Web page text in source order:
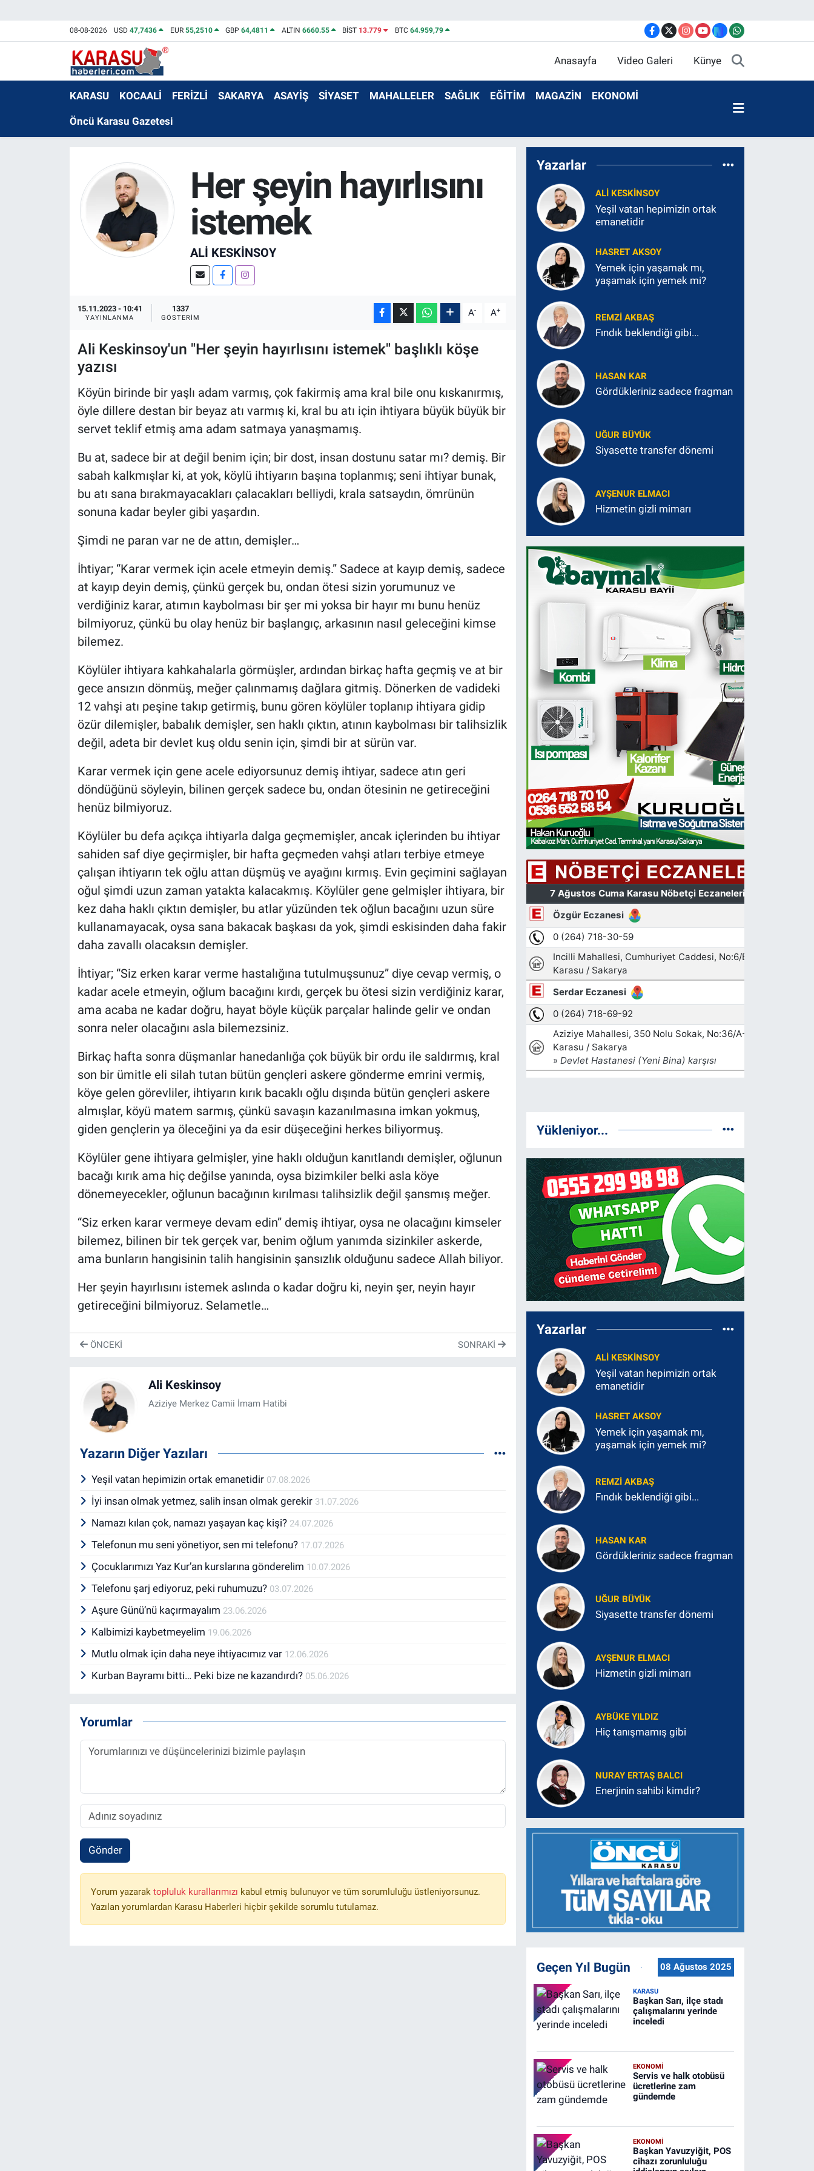
08-08-2026 USD47,7436 EUR 55,2510 GBP64,4811 ALTIN 6660.55 BİST 13.779 BTC 64.959,79
Anasayfa Video Galeri Künye
KARASU KOCAALİ FERİZLİ SAKARYA ASAYİŞ SİYASET MAHALLELER SAĞLIK EĞİTİM MAGAZİN EKONOMİ
Öncü Karasu Gazetesi
Her şeyin hayırlısını
istemek
ALI KESKINSOY
15.11.2023 - 10:41
YAYINLANMA
1337
GÖSTERIM A- A+
Ali Keskinsoy'un "Her şeyin hayırlısını istemek" başlıklı köşe
yazısı
Köyün birinde bir yaşlı adam varmış, çok fakirmiş ama kral bile onu kıskanırmış,
öyle dillere destan bir beyaz atı varmış ki, kral bu atı için ihtiyara büyük büyük bir
servet teklif etmiş ama adam satmaya yanaşmamış.
Bu at, sadece bir at değil benim için; bir dost, insan dostunu satar mı? demiş. Bir
sabah kalkmışlar ki, at yok, köylü ihtiyarın başına toplanmış; seni ihtiyar bunak,
bu atı sana bırakmayacakları çalacakları belliydi, krala satsaydın, ömrünün
sonuna kadar beyler gibi yaşardın.
Şimdi ne paran var ne de attın, demişler…
İhtiyar; “Karar vermek için acele etmeyin demiş.” Sadece at kayıp demiş, sadece
at kayıp deyin demiş, çünkü gerçek bu, ondan ötesi sizin yorumunuz ve
verdiğiniz karar, atımın kaybolması bir şer mi yoksa bir hayır mı bunu henüz
bilmiyoruz, çünkü bu olay henüz bir başlangıç, arkasının nasıl geleceğini kimse
bilemez.
Köylüler ihtiyara kahkahalarla görmüşler, ardından birkaç hafta geçmiş ve at bir
gece ansızın dönmüş, meğer çalınmamış dağlara gitmiş. Dönerken de vadideki
12 vahşi atı peşine takıp getirmiş, bunu gören köylüler toplanıp ihtiyara gidip
özür dilemişler, babalık demişler, sen haklı çıktın, atının kaybolması bir talihsizlik
değil, adeta bir devlet kuş oldu senin için, şimdi bir at sürün var.
Karar vermek için gene acele ediyorsunuz demiş ihtiyar, sadece atın geri
döndüğünü söyleyin, bilinen gerçek sadece bu, ondan ötesinin ne getireceğini
henüz bilmiyoruz.
Köylüler bu defa açıkça ihtiyarla dalga geçmemişler, ancak içlerinden bu ihtiyar
sahiden saf diye geçirmişler, bir hafta geçmeden vahşi atları terbiye etmeye
çalışan ihtiyarın tek oğlu attan düşmüş ve ayağını kırmış. Evin geçimini sağlayan
oğul şimdi uzun zaman yatakta kalacakmış. Köylüler gene gelmişler ihtiyara, bir
kez daha haklı çıktın demişler, bu atlar yüzünden tek oğlun bacağını uzun süre
kullanamayacak, oysa sana bakacak başkası da yok, şimdi eskisinden daha fakir
daha zavallı olacaksın demişler.
İhtiyar; “Siz erken karar verme hastalığına tutulmuşsunuz” diye cevap vermiş, o
kadar acele etmeyin, oğlum bacağını kırdı, gerçek bu ötesi sizin verdiğiniz karar,
ama acaba ne kadar doğru, hayat böyle küçük parçalar halinde gelir ve ondan
sonra neler olacağını asla bilemezsiniz.
Birkaç hafta sonra düşmanlar hanedanlığa çok büyük bir ordu ile saldırmış, kral
son bir ümitle eli silah tutan bütün gençleri askere gönderme emrini vermiş,
köye gelen görevliler, ihtiyarın kırık bacaklı oğlu dışında bütün gençleri askere
almışlar, köyü matem sarmış, çünkü savaşın kazanılmasına imkan yokmuş,
giden gençlerin ya öleceğini ya da esir düşeceğini herkes biliyormuş.
Köylüler gene ihtiyara gelmişler, yine haklı olduğun kanıtlandı demişler, oğlunun
bacağı kırık ama hiç değilse yanında, oysa bizimkiler belki asla köye
dönemeyecekler, oğlunun bacağının kırılması talihsizlik değil şansmış meğer.
“Siz erken karar vermeye devam edin” demiş ihtiyar, oysa ne olacağını kimseler
bilemez, bilinen bir tek gerçek var, benim oğlum yanımda sizinkiler askerde,
ama bunların hangisinin talih hangisinin şansızlık olduğunu sadece Allah biliyor.
Her şeyin hayırlısını istemek aslında o kadar doğru ki, neyin şer, neyin hayır
getireceğini bilmiyoruz. Selametle…
ÖNCEKI SONRAKI
Ali Keskinsoy
Aziziye Merkez Camii İmam Hatibi
Yazarın Diğer Yazıları
Yeşil vatan hepimizin ortak emanetidir 07.08.2026
İyi insan olmak yetmez, salih insan olmak gerekir 31.07.2026
Namazı kılan çok, namazı yaşayan kaç kişi? 24.07.2026
Telefonun mu seni yönetiyor, sen mi telefonu? 17.07.2026
Çocuklarımızı Yaz Kur’an kurslarına gönderelim 10.07.2026
Telefonu şarj ediyoruz, peki ruhumuzu? 03.07.2026
Aşure Günü’nü kaçırmayalım 23.06.2026
Kalbimizi kaybetmeyelim 19.06.2026
Mutlu olmak için daha neye ihtiyacımız var 12.06.2026
Kurban Bayramı bitti… Peki bize ne kazandırdı? 05.06.2026
Yorumlar
Gönder
Yorum yazarak topluluk kurallarımızı kabul etmiş bulunuyor ve tüm sorumluluğu üstleniyorsunuz.
Yazılan yorumlardan Karasu Haberleri hiçbir şekilde sorumlu tutulamaz.
Yazarlar
ALI KESKINSOY
Yeşil vatan hepimizin ortak
emanetidir
HASRET AKSOY
Yemek için yaşamak mı,
yaşamak için yemek mi?
REMZI AKBAŞ
Fındık beklendiği gibi...
HASAN KAR
Gördükleriniz sadece fragman
UĞUR BÜYÜK
Siyasette transfer dönemi
AYŞENUR ELMACI
Hizmetin gizli mimarı
Yükleniyor...
Yazarlar
ALI KESKINSOY
Yeşil vatan hepimizin ortak
emanetidir
HASRET AKSOY
Yemek için yaşamak mı,
yaşamak için yemek mi?
REMZI AKBAŞ
Fındık beklendiği gibi...
HASAN KAR
Gördükleriniz sadece fragman
UĞUR BÜYÜK
Siyasette transfer dönemi
AYŞENUR ELMACI
Hizmetin gizli mimarı
AYBÜKE YILDIZ
Hiç tanışmamış gibi
NURAY ERTAŞ BALCI
Enerjinin sahibi kimdir?
Geçen Yıl Bugün 08 Ağustos 2025
KARASU
Başkan Sarı, ilçe stadı
çalışmalarını yerinde
inceledi
EKONOMİ
Servis ve halk otobüsü
ücretlerine zam
gündemde
EKONOMİ
Başkan Yavuzyiğit, POS
cihazı zorunluluğu